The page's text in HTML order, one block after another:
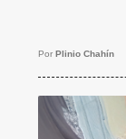
Por Plinio Chahín